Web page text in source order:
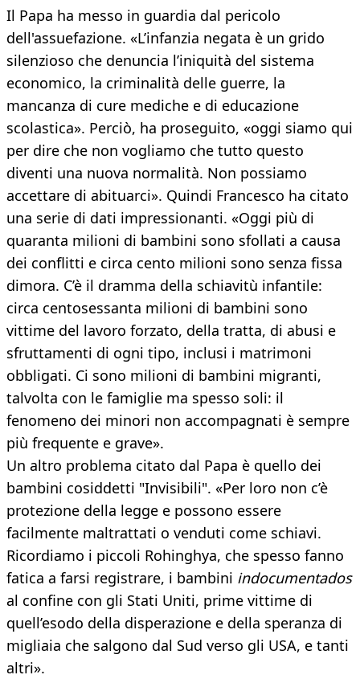
Il Papa ha messo in guardia dal pericolo
dell'assuefazione. «L’infanzia negata è un grido
silenzioso che denuncia l’iniquità del sistema
economico, la criminalità delle guerre, la
mancanza di cure mediche e di educazione
scolastica». Perciò, ha proseguito, «oggi siamo qui
per dire che non vogliamo che tutto questo
diventi una nuova normalità. Non possiamo
accettare di abituarci». Quindi Francesco ha citato
una serie di dati impressionanti. «Oggi più di
quaranta milioni di bambini sono sfollati a causa
dei conflitti e circa cento milioni sono senza fissa
dimora. C’è il dramma della schiavitù infantile:
circa centosessanta milioni di bambini sono
vittime del lavoro forzato, della tratta, di abusi e
sfruttamenti di ogni tipo, inclusi i matrimoni
obbligati. Ci sono milioni di bambini migranti,
talvolta con le famiglie ma spesso soli: il
fenomeno dei minori non accompagnati è sempre
più frequente e grave».
Un altro problema citato dal Papa è quello dei
bambini cosiddetti "Invisibili". «Per loro non c’è
protezione della legge e possono essere
facilmente maltrattati o venduti come schiavi.
Ricordiamo i piccoli Rohinghya, che spesso fanno
fatica a farsi registrare, i bambini indocumentados
al confine con gli Stati Uniti, prime vittime di
quell’esodo della disperazione e della speranza di
migliaia che salgono dal Sud verso gli USA, e tanti
altri».